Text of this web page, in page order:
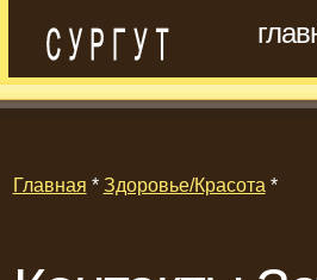
Главная * Здоровье/Красота *